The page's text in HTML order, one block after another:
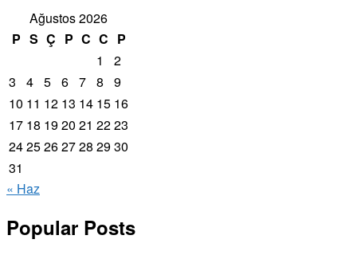
Ağustos 2026
P S Ç P C C P
1
2
3
4 5 6 7 8
9
10 11 12 13 14 15 16
17 18 1920 21 2223
2425262728 2930
31
« Haz
Popular Posts